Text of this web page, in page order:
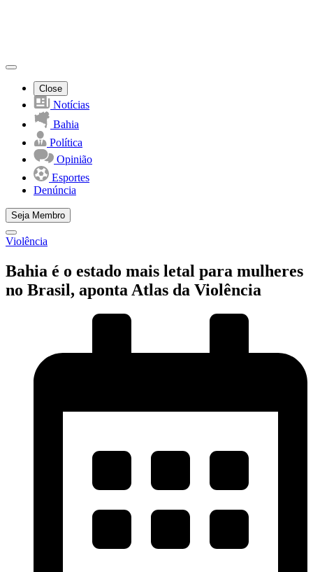
Close
Notícias
Bahia
Política
Opinião
Esportes
Denúncia
Seja Membro
Violência
Bahia é o estado mais letal para mulheres
no Brasil, aponta Atlas da Violência